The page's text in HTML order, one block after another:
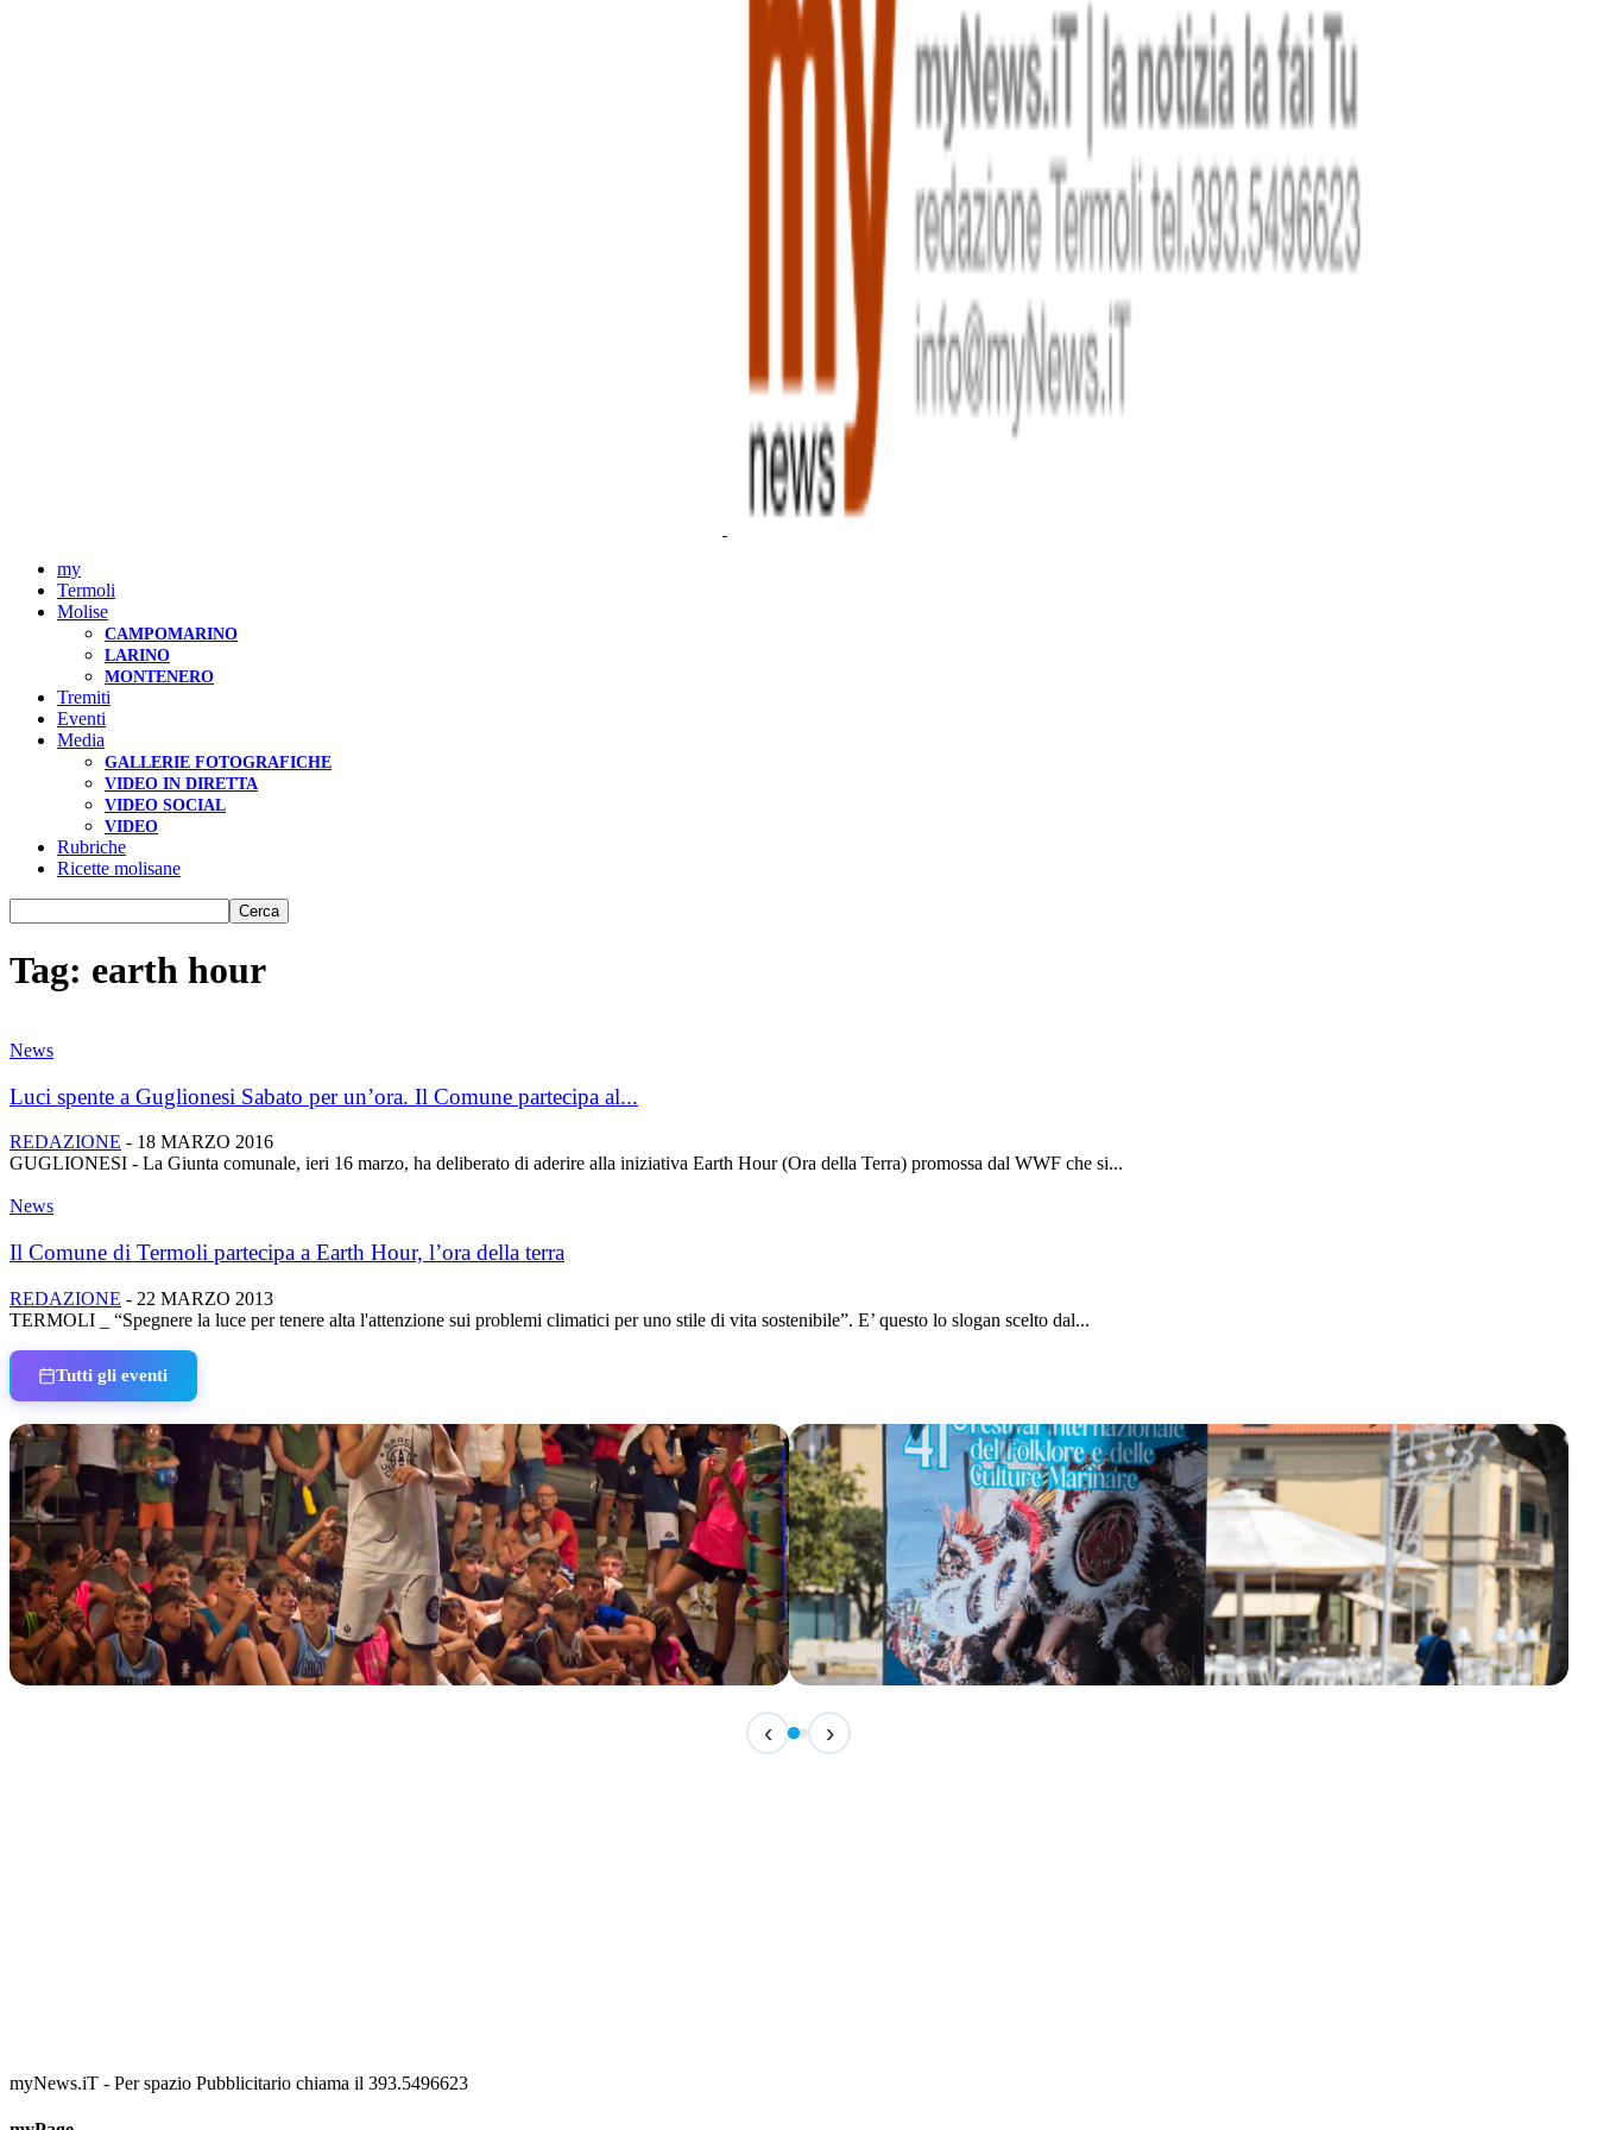
my
Termoli
Molise
CAMPOMARINO
LARINO
MONTENERO
Tremiti
Eventi
Media
GALLERIE FOTOGRAFICHE
VIDEO IN DIRETTA
VIDEO SOCIAL
VIDEO
Rubriche
Ricette molisane
Tag: earth hour
News
Luci spente a Guglionesi Sabato per un’ora. Il Comune partecipa al...
REDAZIONE - 18 MARZO 2016
GUGLIONESI - La Giunta comunale, ieri 16 marzo, ha deliberato di aderire alla iniziativa Earth Hour (Ora della Terra) promossa dal WWF che si...
News
Il Comune di Termoli partecipa a Earth Hour, l’ora della terra
REDAZIONE - 22 MARZO 2013
TERMOLI _ “Spegnere la luce per tenere alta l'attenzione sui problemi climatici per uno stile di vita sostenibile”. E’ questo lo slogan scelto dal...
Tutti gli eventi
IN CORSO
Festival Internazionale del Folklore - 41ª edizione
‹ ›
myNews.iT - Per spazio Pubblicitario chiama il 393.5496623